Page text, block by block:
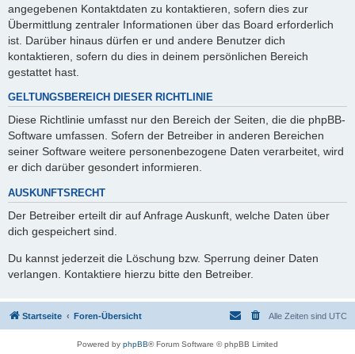
angegebenen Kontaktdaten zu kontaktieren, sofern dies zur
Übermittlung zentraler Informationen über das Board erforderlich
ist. Darüber hinaus dürfen er und andere Benutzer dich
kontaktieren, sofern du dies in deinem persönlichen Bereich
gestattet hast.
GELTUNGSBEREICH DIESER RICHTLINIE
Diese Richtlinie umfasst nur den Bereich der Seiten, die die phpBB-
Software umfassen. Sofern der Betreiber in anderen Bereichen
seiner Software weitere personenbezogene Daten verarbeitet, wird
er dich darüber gesondert informieren.
AUSKUNFTSRECHT
Der Betreiber erteilt dir auf Anfrage Auskunft, welche Daten über
dich gespeichert sind.
Du kannst jederzeit die Löschung bzw. Sperrung deiner Daten
verlangen. Kontaktiere hierzu bitte den Betreiber.
Startseite Foren-Übersicht Alle Zeiten sind UTC
Powered by phpBB® Forum Software © phpBB Limited